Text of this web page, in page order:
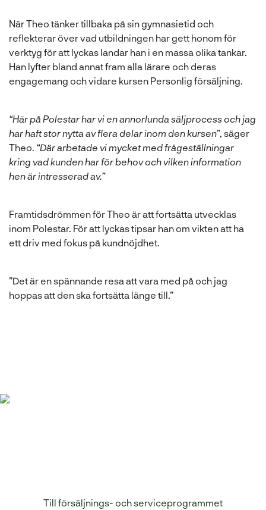
När Theo tänker tillbaka på sin gymnasietid och
reflekterar över vad utbildningen har gett honom för
verktyg för att lyckas landar han i en massa olika tankar.
Han lyfter bland annat fram alla lärare och deras
engagemang och vidare kursen Personlig försäljning.
“Här på Polestar har vi en annorlunda säljprocess och jag
har haft stor nytta av flera delar inom den kursen”, säger
Theo. “Där arbetade vi mycket med frågeställningar
kring vad kunden har för behov och vilken information
hen är intresserad av.”
Framtidsdrömmen för Theo är att fortsätta utvecklas
inom Polestar. För att lyckas tipsar han om vikten att ha
ett driv med fokus på kundnöjdhet.
”Det är en spännande resa att vara med på och jag
hoppas att den ska fortsätta länge till.”
Till försäljnings- och serviceprogrammet